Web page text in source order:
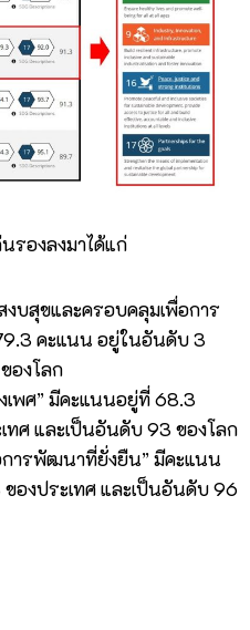
รองลงมาได้แก่
งบสุขและครอบคลุมเพื่อการ
คะแนน อยู่ในอันดับ 3
องโลก
เพศ” มีคะแนนอยู่ที่ 68.3
ศ และเป็นอันดับ 93 ของโลก
การพัฒนาที่ยั่งยืน” มีคะแนน
งประเทศ และเป็นอันดับ 96